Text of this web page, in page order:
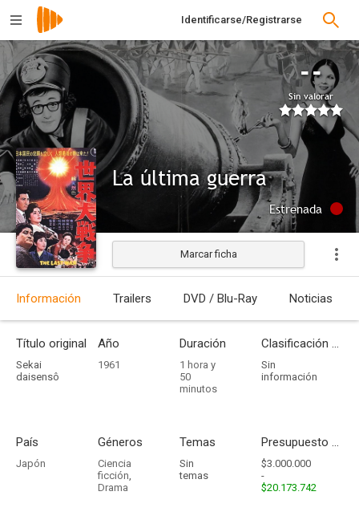
Identificarse/Registrarse
--
Sin valorar
La última guerra
Estrenada
Marcar ficha
Información Trailers DVD / Blu-Ray Noticias
Título original
Sekai
daisensô
Año
1961
Duración
1 hora y
50
minutos
Clasificación por edades
Sin
información
País
Japón
Géneros
Ciencia
ficción,
Drama
Temas
Sin
temas
Presupuesto - Ingresos
$3.000.000
-
$20.173.742